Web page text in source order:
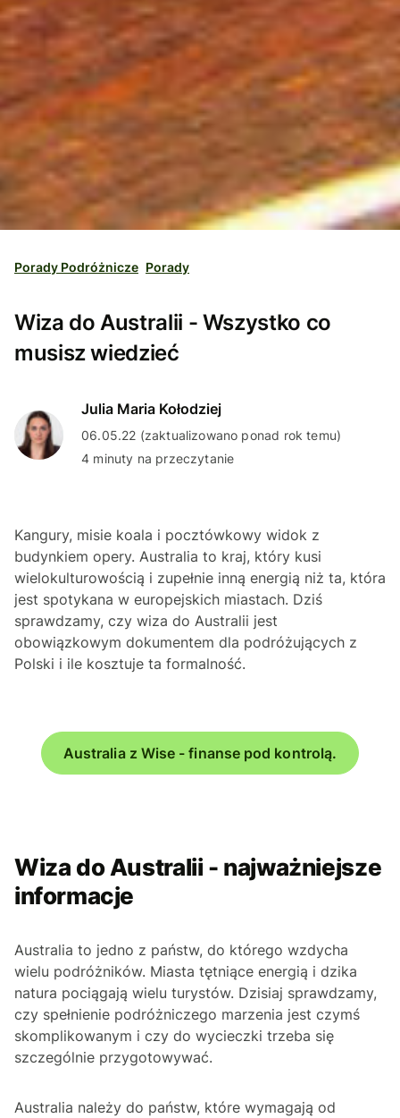
Porady Podróżnicze Porady
Wiza do Australii - Wszystko co
musisz wiedzieć
Julia Maria Kołodziej
06.05.22 (zaktualizowano ponad rok temu)
4 minuty na przeczytanie
Kangury, misie koala i pocztówkowy widok z
budynkiem opery. Australia to kraj, który kusi
wielokulturowością i zupełnie inną energią niż ta, która
jest spotykana w europejskich miastach. Dziś
sprawdzamy, czy wiza do Australii jest
obowiązkowym dokumentem dla podróżujących z
Polski i ile kosztuje ta formalność.
Australia z Wise - finanse pod kontrolą.
Wiza do Australii - najważniejsze
informacje
Australia to jedno z państw, do którego wzdycha
wielu podróżników. Miasta tętniące energią i dzika
natura pociągają wielu turystów. Dzisiaj sprawdzamy,
czy spełnienie podróżniczego marzenia jest czymś
skomplikowanym i czy do wycieczki trzeba się
szczególnie przygotowywać.
Australia należy do państw, które wymagają od